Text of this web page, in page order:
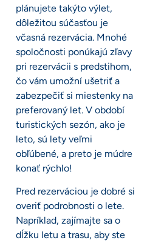
plánujete takýto výlet,
dôležitou súčasťou je
včasná rezervácia. Mnohé
spoločnosti ponúkajú zľavy
pri rezervácii s predstihom,
čo vám umožní ušetriť a
zabezpečiť si miestenky na
preferovaný let. V období
turistických sezón, ako je
leto, sú lety veľmi
obľúbené, a preto je múdre
konať rýchlo!
Pred rezerváciou je dobré si
overiť podrobnosti o lete.
Napríklad, zajímajte sa o
dĺžku letu a trasu, aby ste